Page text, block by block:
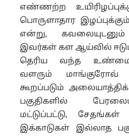
எண்ணற்ற
பொருளாதார
என்று,
இவர்கள் கள ஆய்வில்
தெரிய வந்த
வளரும் மாங்குரோவ்
கூறப்படும்
பகுதிகளில்
மட்டுப்பட்டு, சேதங்கள்
இக்காடுகள் இல்லாத